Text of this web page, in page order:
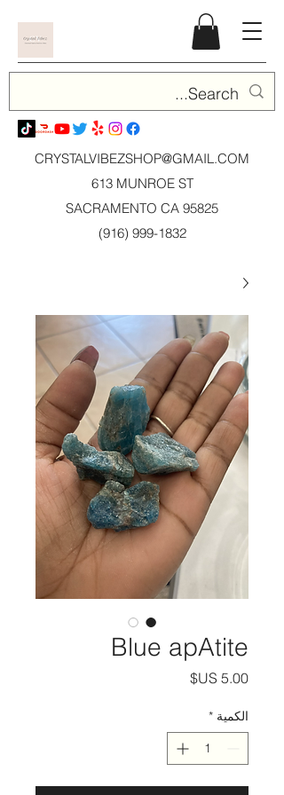
CRYSTALVIBEZSHOP@GMAIL.COM
613 MUNROE ST
SACRAMENTO CA 95825
(916) 999-1832
Blue apAtite
السعر
الكمية *